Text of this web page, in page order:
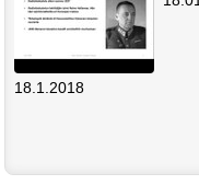
18.1.2018